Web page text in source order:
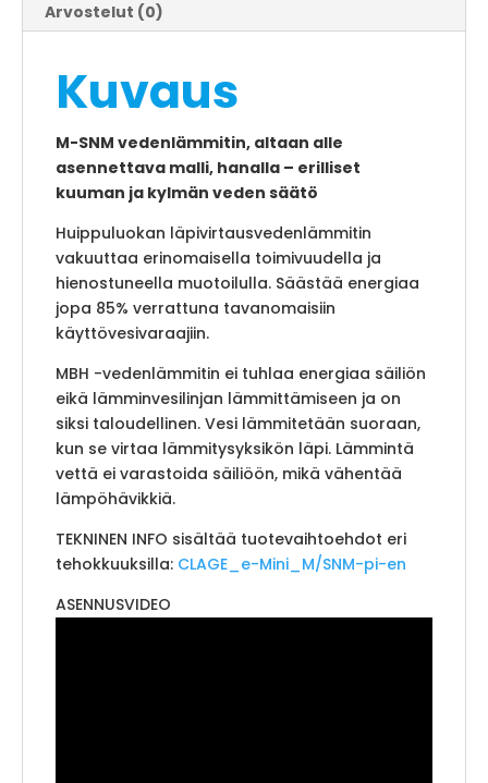
Arvostelut (0)
Kuvaus
M-SNM vedenlämmitin, altaan alle
asennettava malli, hanalla – erilliset
kuuman ja kylmän veden säätö
Huippuluokan läpivirtausvedenlämmitin
vakuuttaa erinomaisella toimivuudella ja
hienostuneella muotoilulla. Säästää energiaa
jopa 85% verrattuna tavanomaisiin
käyttövesivaraajiin.
MBH -vedenlämmitin ei tuhlaa energiaa säiliön
eikä lämminvesilinjan lämmittämiseen ja on
siksi taloudellinen. Vesi lämmitetään suoraan,
kun se virtaa lämmitysyksikön läpi. Lämmintä
vettä ei varastoida säiliöön, mikä vähentää
lämpöhävikkiä.
TEKNINEN INFO sisältää tuotevaihtoehdot eri
tehokkuuksilla: CLAGE_e-Mini_M/SNM-pi-en
ASENNUSVIDEO